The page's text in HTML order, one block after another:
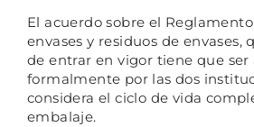
El acuerdo sobre el
envases y residuos de envases,
de entrar en vigor tiene que ser
formalmente por las dos
considera el ciclo de vida
embalaje.